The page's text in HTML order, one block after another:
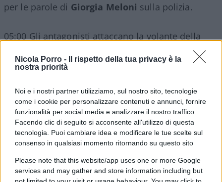
Nicola Porro -
Il rispetto della tua privacy è la
nostra priorità
Noi e i nostri partner utilizziamo, sul nostro sito, tecnologie
come i cookie per personalizzare contenuti e annunci, fornire
funzionalità per social media e analizzare il nostro traffico.
Facendo clic di seguito si acconsente all'utilizzo di questa
tecnologia. Puoi cambiare idea e modificare le tue scelte sul
consenso in qualsiasi momento ritornando su questo sito
Please note that this website/app uses one or more Google
services and may gather and store information including but
per le parole di Giorgia Meloni sulla polizia.
05:00 Gli antagonisti attaccano la volante della
dell’ordine.Toc toc!
07:40 C’è pure una consigliera del M5s che ha
detto che gli sputi ai poliziotti sono meritati.
Complimenti!
08:35Caso Verdini, il solito accanimento delFatto
quotidiano…